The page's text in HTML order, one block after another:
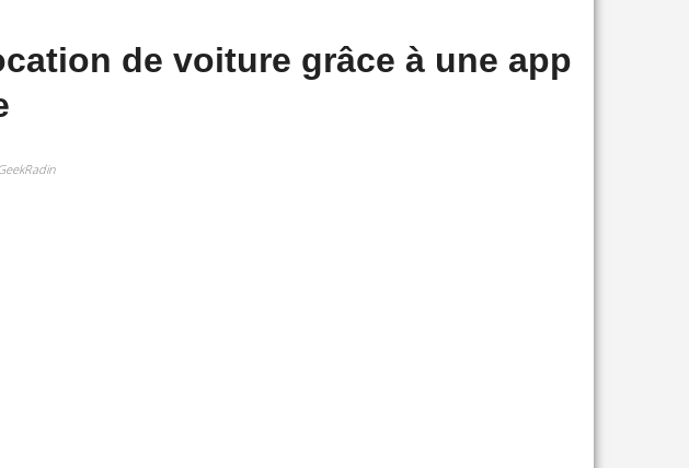
de voiture grâce à une app